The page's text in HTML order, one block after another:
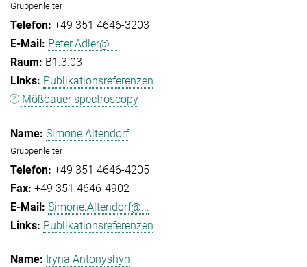
Gruppenleiter
+49 351 4646-3203
Peter.Adler@...
B1.3.03
Publikationsreferenzen
Mößbauer spectroscopy
Simone Altendorf
Gruppenleiter
+49 351 4646-4205
+49 351 4646-4902
Simone.Altendorf@...
Publikationsreferenzen
Iryna Antonyshyn